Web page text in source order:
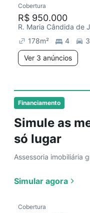
Financiamento
Simule as
só lugar
Assessoria imobiliária
Simular agora
Cobertura
R$ 950.000
R. Maria Cândida de
178m² 4
3
Ver 3 anúncios
Cobertura